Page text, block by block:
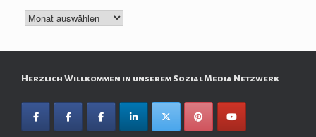
Archiv
Herzlich Willkommen in unserem Sozial Media Netzwerk